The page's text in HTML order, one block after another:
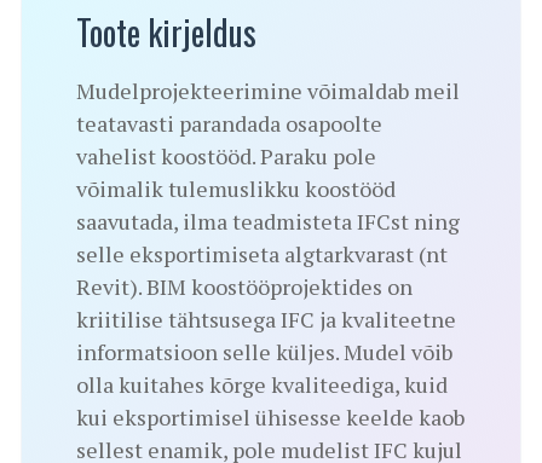
Toote kirjeldus
Mudelprojekteerimine võimaldab meil
teatavasti parandada osapoolte
vahelist koostööd. Paraku pole
võimalik tulemuslikku koostööd
saavutada, ilma teadmisteta IFCst ning
selle eksportimiseta algtarkvarast (nt
Revit). BIM koostööprojektides on
kriitilise tähtsusega IFC ja kvaliteetne
informatsioon selle küljes. Mudel võib
olla kuitahes kõrge kvaliteediga, kuid
kui eksportimisel ühisesse keelde kaob
sellest enamik, pole mudelist IFC kujul